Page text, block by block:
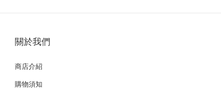
關於我們
商店介紹
購物須知